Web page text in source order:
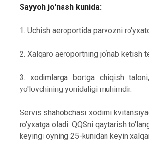
Sayyoh jo'nash kunida:
1. Uchish aeroportida parvozni
2. Xalqaro aeroportning jo‘nab ketish
3. xodimlarga bortga chiqish
yo'lovchining yonidaligi muhimdir.
Servis shahobchasi xodimi
ro'yxatga oladi. QQSni qaytarish
keyingi oyning 25-kunidan keyin